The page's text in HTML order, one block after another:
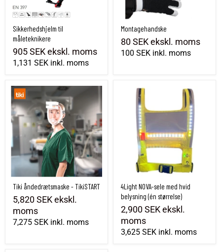
Sikkerhedshjelm til
måleteknikere
905 SEKekskl. moms
1,131 SEK inkl. moms
Montagehandske
80 SEKekskl. moms
100 SEK inkl. moms
Tiki åndedrætsmaske - TikiSTART
Tiki åndedrætsmaske - TikiSTART
5,820 SEKekskl.
moms
7,275 SEK inkl. moms
4Light NOVA-sele med hvid belysning (én
4Light NOVA-sele med hvid
belysning (én størrelse)
2,900 SEKekskl.
moms
3,625 SEK inkl. moms